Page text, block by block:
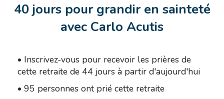
40 jours pour grandir en sainteté
avec Carlo Acutis
• Inscrivez-vous pour recevoir les prières de
cette retraite de 44 jours à partir d'aujourd'hui
• 95 personnes ont prié cette retraite